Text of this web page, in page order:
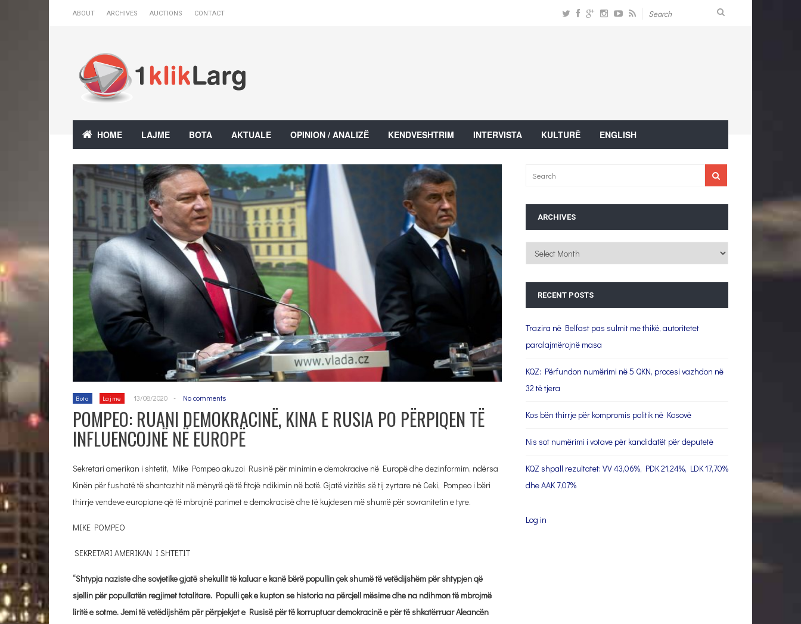
ABOUT ARCHIVES AUCTIONS CONTACT
HOME LAJME BOTA AKTUALE OPINION / ANALIZË KENDVESHTRIM INTERVISTA KULTURË ENGLISH
Bota Lajme 13/08/2020 - No comments
POMPEO: RUANI DEMOKRACINË, KINA E RUSIA PO PËRPIQEN TË
INFLUENCOJNË NË EUROPË
Sekretari amerikan i shtetit, Mike Pompeo akuzoi Rusinë për minimin e demokracive në Europë dhe dezinformim, ndërsa
Kinën për fushatë të shantazhit në mënyrë që të fitojë ndikimin në botë. Gjatë vizitës së tij zyrtare në Ceki, Pompeo i bëri
thirrje vendeve europiane që të mbrojnë parimet e demokracisë dhe të kujdesen më shumë për sovranitetin e tyre.
MIKE POMPEO
SEKRETARI AMERIKAN I SHTETIT
“Shtypja naziste dhe sovjetike gjatë shekullit të kaluar e kanë bërë popullin çek shumë të vetëdijshëm për shtypjen që
sjellin për popullatën regjimet totalitare. Populli çek e kupton se historia na përcjell mësime dhe na ndihmon të mbrojmë
liritë e sotme. Jemi të vetëdijshëm për përpjekjet e Rusisë për të korruptuar demokracinë e për të shkatërruar Aleancën
ARCHIVES
Archives
RECENT POSTS
Trazira në Belfast pas sulmit me thikë, autoritetet
paralajmërojnë masa
KQZ: Përfundon numërimi në 5 QKN, procesi vazhdon në
32 të tjera
Kos bën thirrje për kompromis politik në Kosovë
Nis sot numërimi i votave për kandidatët për deputetë
KQZ shpall rezultatet: VV 43,06%, PDK 21,24%, LDK 17,70%
dhe AAK 7,07%
Log in